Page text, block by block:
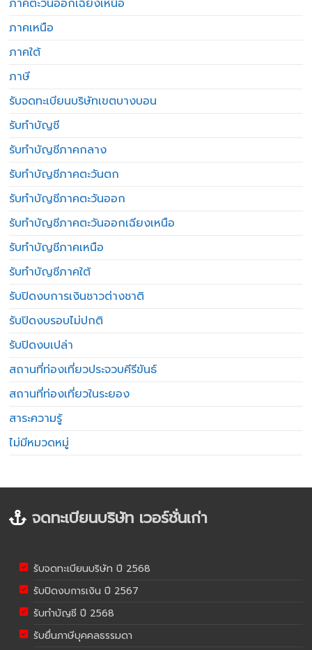
ภาคตะวันออกเฉียงเหนือ
ภาคเหนือ
ภาคใต้
ภาษี
รับจดทะเบียนบริษัทเขตบางบอน
รับทำบัญชี
รับทำบัญชีภาคกลาง
รับทำบัญชีภาคตะวันตก
รับทำบัญชีภาคตะวันออก
รับทำบัญชีภาคตะวันออกเฉียงเหนือ
รับทำบัญชีภาคเหนือ
รับทำบัญชีภาคใต้
รับปิดงบการเงินชาวต่างชาติ
รับปิดงบรอบไม่ปกติ
รับปิดงบเปล่า
สถานที่ท่องเที่ยวประจวบคีรีขันธ์
สถานที่ท่องเที่ยวในระยอง
สาระความรู้
ไม่มีหมวดหมู่
จดทะเบียนบริษัท เวอร์ชั่นเก่า
รับจดทะเบียนบริษัท ปี 2568
รับปิดงบการเงิน ปี 2567
รับทำบัญชี ปี 2568
รับยื่นภาษีบุคคลธรรมดา